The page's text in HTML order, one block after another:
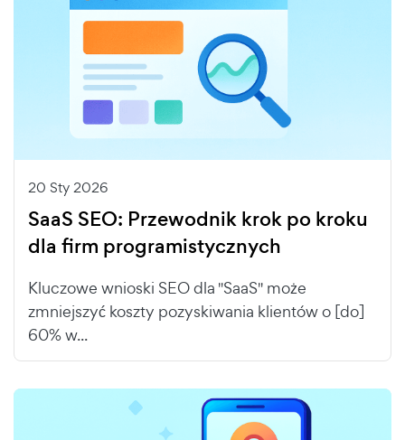
20 Sty 2026
SaaS SEO: Przewodnik krok po kroku
dla firm programistycznych
Kluczowe wnioski SEO dla "SaaS" może
zmniejszyć koszty pozyskiwania klientów o [do]
60% w...